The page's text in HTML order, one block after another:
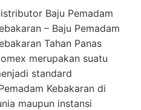
Baju Pemadam
– Baju Pemadam
Tahan Panas
merupakan suatu
standard
Kebakaran di
maupun instansi